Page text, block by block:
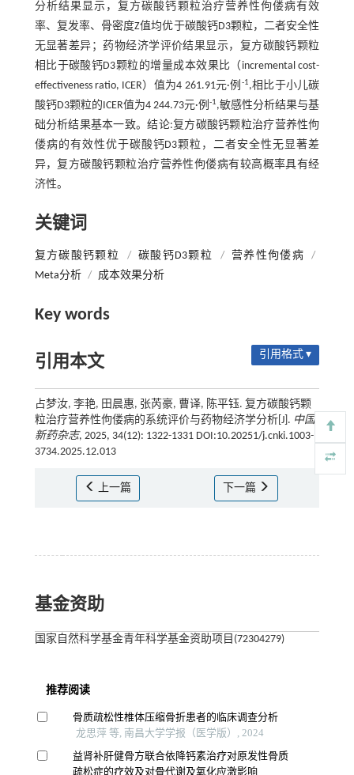
分析结果显示，复方碳酸钙颗粒治疗营养性佝偻病有效
率、复发率、骨密度Z值均优于碳酸钙D3颗粒，二者安全性
无显著差异；药物经济学评价结果显示，复方碳酸钙颗粒
相比于碳酸钙D3颗粒的增量成本效果比（incremental cost-
effectiveness ratio, ICER）值为4 261.91元·例 -1,相比于小儿碳
酸钙D3颗粒的ICER值为4 244.73元·例-1,敏感性分析结果与基
础分析结果基本一致。结论:复方碳酸钙颗粒治疗营养性佝
偻病的有效性优于碳酸钙D3颗粒，二者安全性无显著差
异，复方碳酸钙颗粒治疗营养性佝偻病有较高概率具有经
济性。
关键词
复方碳酸钙颗粒 / 碳酸钙D3颗粒 / 营养性佝偻病
/
Meta分析 / 成本效果分析
Key words
引用本文 引用格式 ▾
占梦汝, 李艳, 田晨惠, 张芮豪, 曹译, 陈平钰. 复方碳酸钙颗
粒治疗营养性佝偻病的系统评价与药物经济学分析[J]. 中国
新药杂志, 2025, 34(12): 1322-1331 DOI:10.20251/j.cnki.1003-
3734.2025.12.013
上一篇 下一篇
基金资助
国家自然科学基金青年科学基金资助项目(72304279)